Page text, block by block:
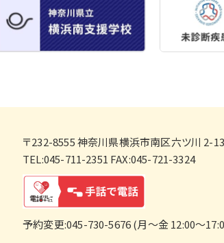
〒232-8555神奈川県横浜市南区六ツ川 2-
TEL:045-711-2351 FAX:045-721-3324
予約変更:045-730-5676 (月～金 12:00～